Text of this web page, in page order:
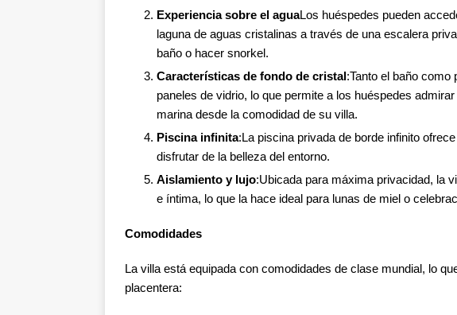
Experiencia sobre el aguaLos huéspedes pueden
laguna de aguas cristalinas a través de una escalera
baño o hacer snorkel.
Características de fondo de cristal:Tanto el baño como
paneles de vidrio, lo que permite a los huéspedes
marina desde la comodidad de su villa.
Piscina infinita:La piscina privada de borde infinito
disfrutar de la belleza del entorno.
Aislamiento y lujo:Ubicada para máxima privacidad, la
e íntima, lo que la hace ideal para lunas de miel o
Comodidades
La villa está equipada con comodidades de clase mundial, lo
placentera: